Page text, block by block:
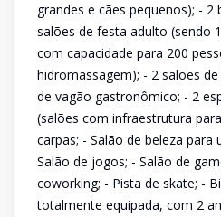
grandes e cães pequenos); - 2
salões de festa adulto (sendo
com capacidade para 200
hidromassagem); - 2 salões
de vagão gastronômico; - 2
(salões com infraestrutura
carpas; - Salão de beleza para
Salão de jogos; - Salão de
coworking; - Pista de skate; -
totalmente equipada, com 2